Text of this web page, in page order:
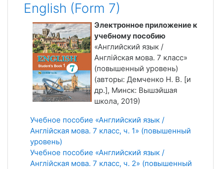
English (Form 7)
Электронное приложение к
учебному пособию
«Английский язык /
Англійская мова. 7 класс»
(повышенный уровень)
(авторы: Демченко Н. В. [и
др.], Минск: Вышэйшая
школа, 2019)
Учебное пособие «Английский язык /
Англійская мова. 7 класс, ч. 1» (повышенный
уровень)
Учебное пособие «Английский язык /
Англійская мова. 7 класс, ч. 2» (повышенный